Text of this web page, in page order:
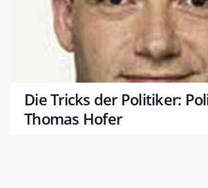
Die Tricks der Politiker:
Thomas Hofer